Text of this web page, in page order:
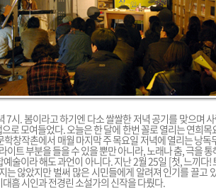
7시. 봄이라고 하기엔 다소 쌀쌀한 저녁 공기를 맞으며
로 모여들었다. 오늘은 한 달에 한번 꼴로 열리는 연희
창작촌에서 매월 마지막 주 목요일 저녁에 열리는 낭독
이트 부분을 들을 수 있을 뿐만 아니라, 노래나 춤, 극을
술이라 해도 과언이 아니다. 지난 2월 25일 [첫, 느끼다!
는 않았지만 벌써 많은 시민들에게 알려져 인기를 끌고
흠 시인과 전경린 소설가의 신작을 다뤘다.